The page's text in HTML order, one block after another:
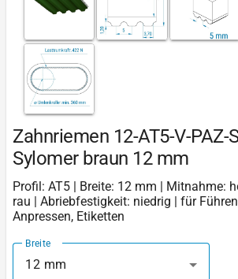
Zahnriemen 12-AT5-V-PAZ-
Sylomer braun 12 mm
Profil: AT5 | Breite: 12 mm | Mitnahme:
rau | Abriebfestigkeit: niedrig | für
Anpressen, Etiketten
Breite
12 mm